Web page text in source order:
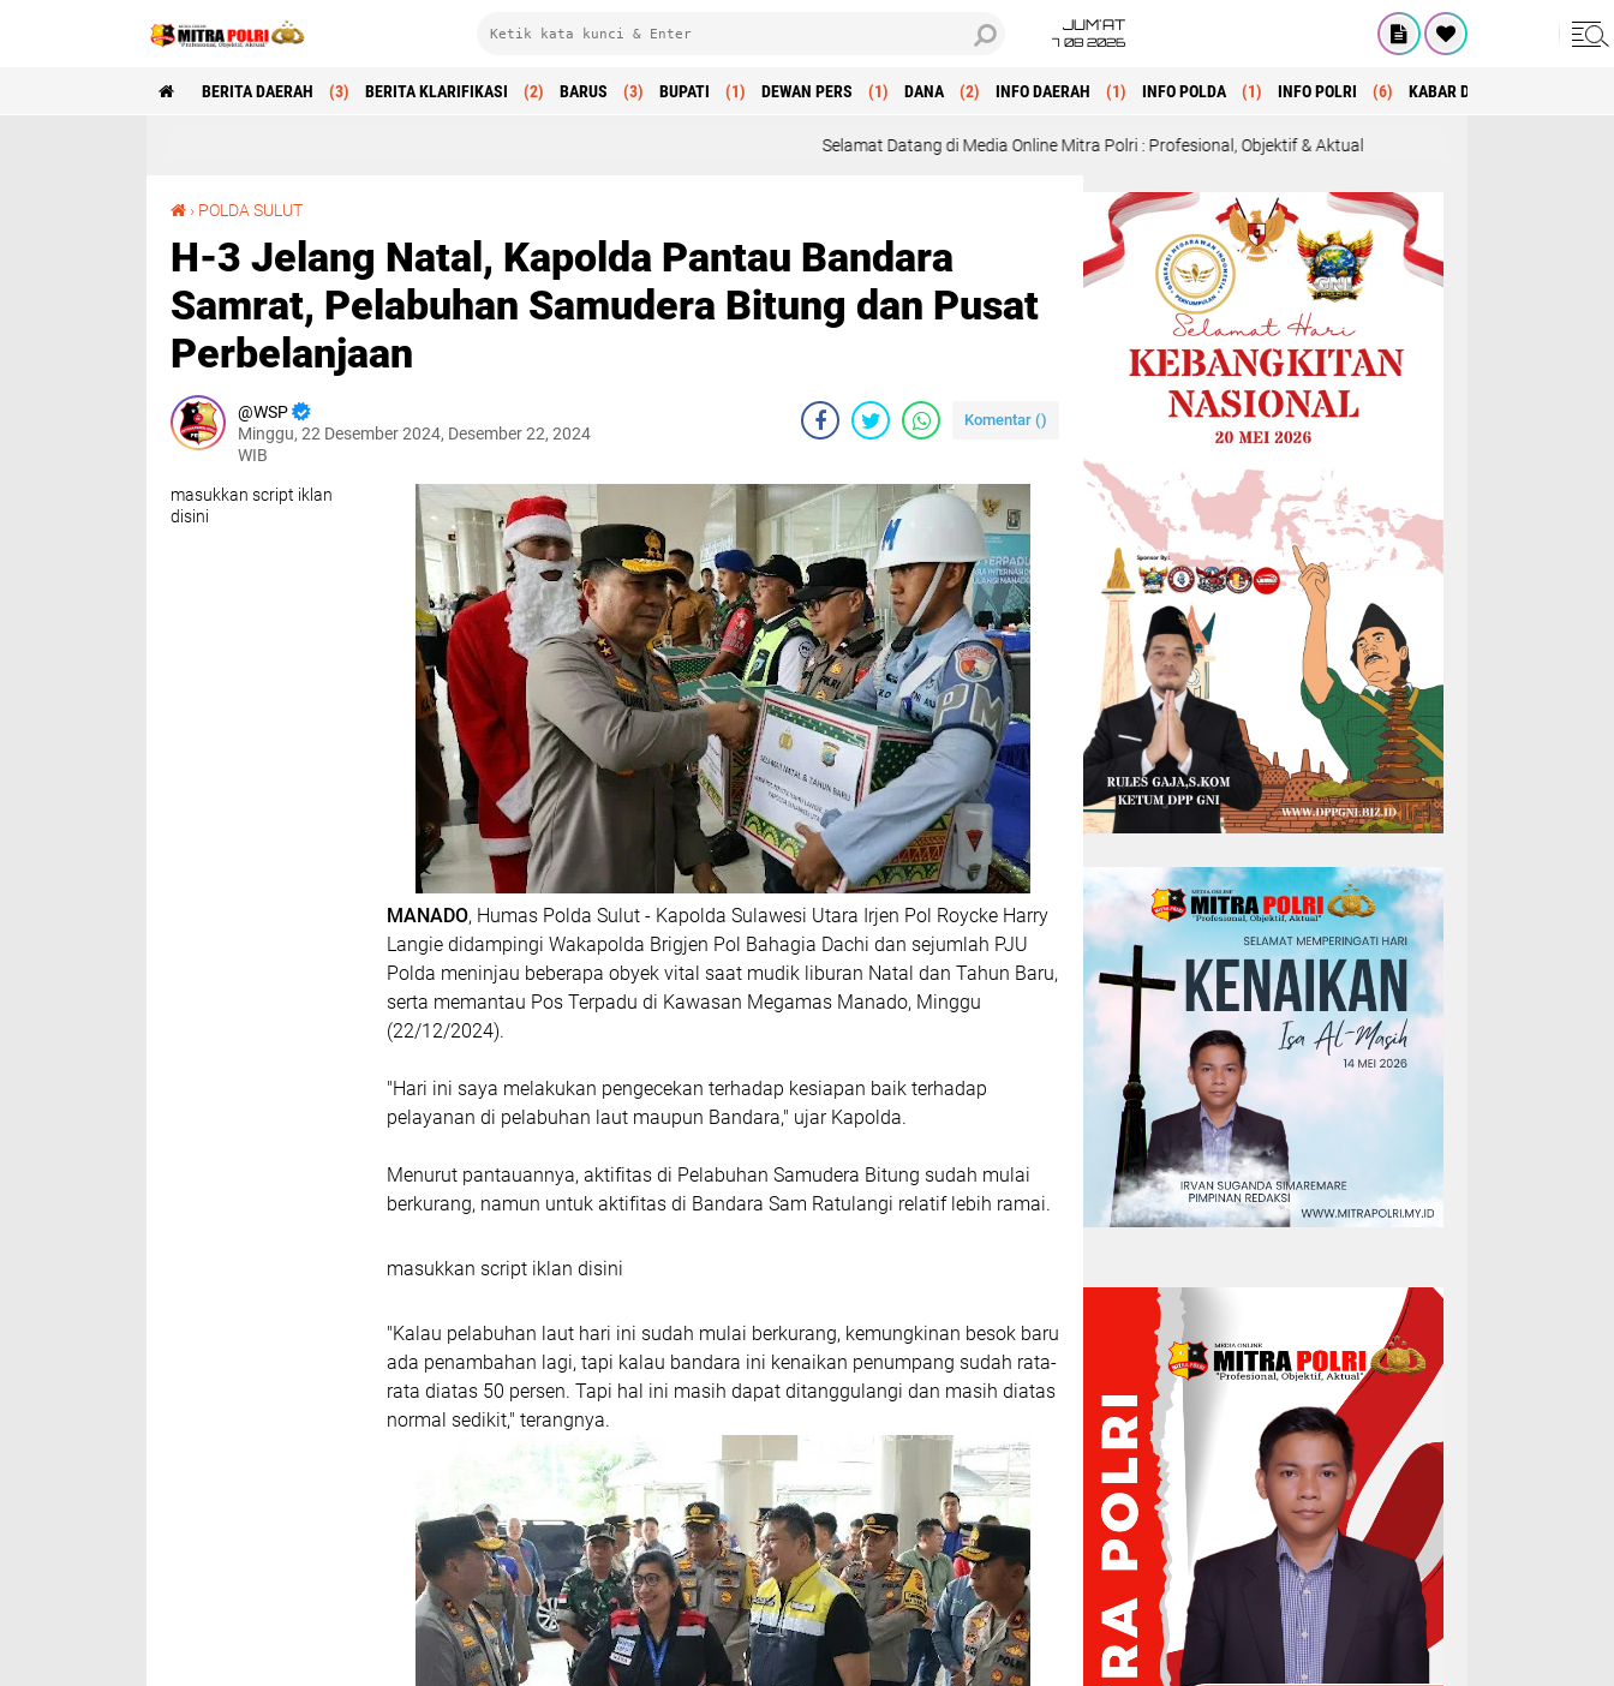
JUM'AT
7 08 2026
BERITA DAERAH (3) BERITA KLARIFIKASI (2) BARUS (3) BUPATI (1) DEWAN PERS (1) DANA (2) INFO DAERAH (1) INFO POLDA (1) INFO POLRI (6) KABAR DAERAH
Selamat Datang di Media Online Mitra Polri : Profesional, Objektif & Aktual
› POLDA SULUT
H-3 Jelang Natal, Kapolda Pantau Bandara
Samrat, Pelabuhan Samudera Bitung dan Pusat
Perbelanjaan
WSP
Minggu, 22 Desember 2024, Desember 22, 2024
WIB
Komentar ()
masukkan script iklan
disini
MANADO, Humas Polda Sulut - Kapolda Sulawesi Utara Irjen Pol Roycke Harry
Langie didampingi Wakapolda Brigjen Pol Bahagia Dachi dan sejumlah PJU
Polda meninjau beberapa obyek vital saat mudik liburan Natal dan Tahun Baru,
serta memantau Pos Terpadu di Kawasan Megamas Manado, Minggu
(22/12/2024).
"Hari ini saya melakukan pengecekan terhadap kesiapan baik terhadap
pelayanan di pelabuhan laut maupun Bandara," ujar Kapolda.
Menurut pantauannya, aktifitas di Pelabuhan Samudera Bitung sudah mulai
berkurang, namun untuk aktifitas di Bandara Sam Ratulangi relatif lebih ramai.
masukkan script iklan disini
"Kalau pelabuhan laut hari ini sudah mulai berkurang, kemungkinan besok baru
ada penambahan lagi, tapi kalau bandara ini kenaikan penumpang sudah rata-
rata diatas 50 persen. Tapi hal ini masih dapat ditanggulangi dan masih diatas
normal sedikit," terangnya.